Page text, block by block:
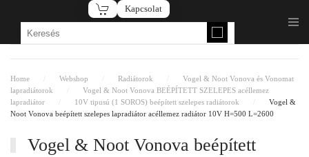
Fő tartalom átugrása
Kapcsolat
Home Webshop Radiátorok
Vogel & Noot Vonova és Vonomat
lapradiátorok
Vogel & Noot Vonova BEÉPÍTETT SZELEPES acéllemez
lapradiátor
10V tipusú (1 SOROS) beépített szelepes radiátorok
Vogel &
Noot Vonova beépített szelepes lapradiátor acéllemez radiátor 10V H=500 L=2600
Vogel & Noot Vonova beépített